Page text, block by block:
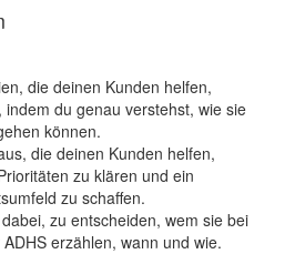
die deinen Kunden helfen,
du genau verstehst, wie sie
können.
die deinen Kunden helfen,
zu klären und ein
zu schaffen.
zu entscheiden, wem sie bei
erzählen, wann und wie.